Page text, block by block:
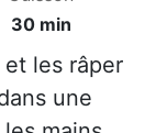
30 min
les râper
une